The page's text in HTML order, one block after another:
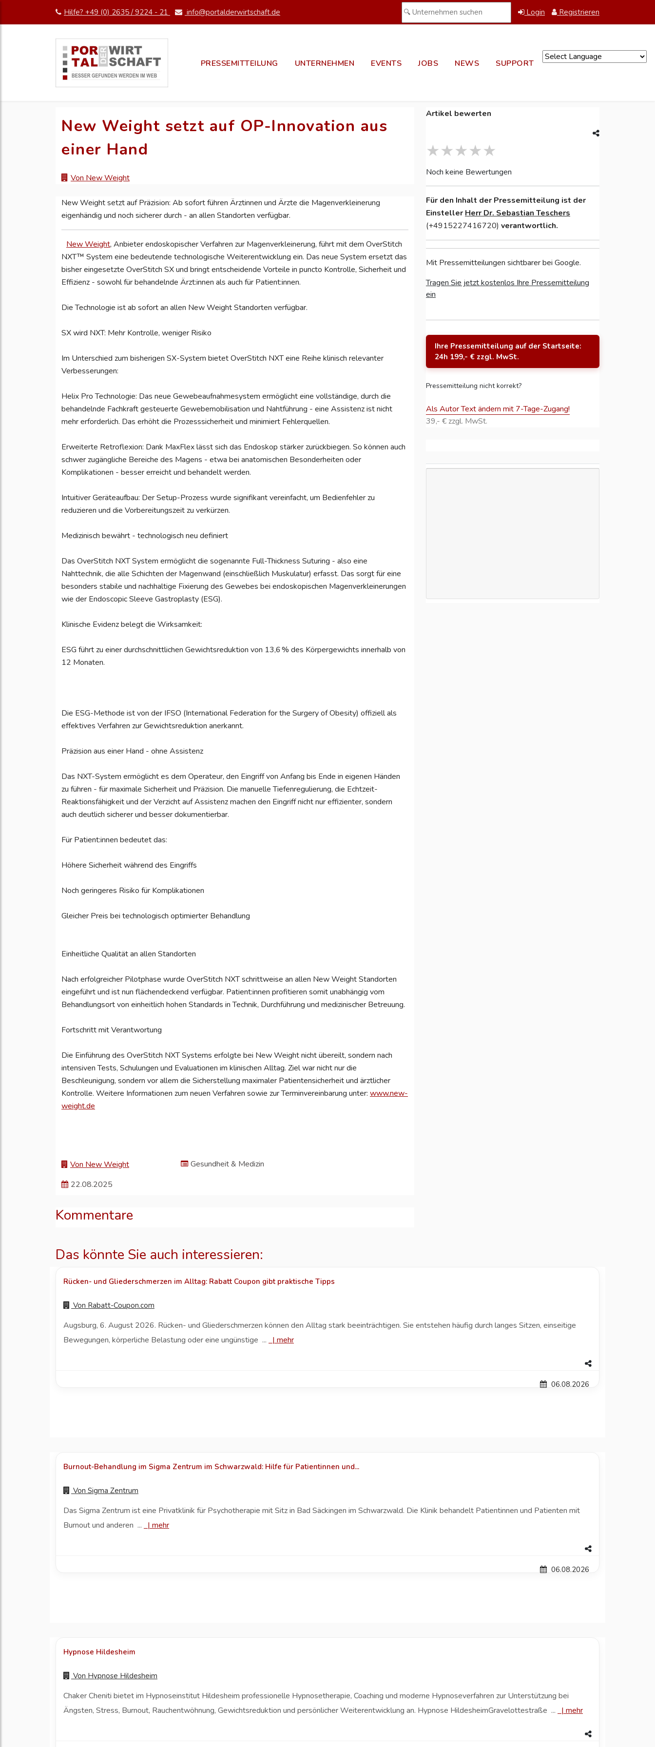
Hilfe? +49 (0) 2635 / 9224 - 21 info@portalderwirtschaft.de Login Registrieren
PRESSEMITTEILUNG UNTERNEHMEN EVENTS JOBS NEWS SUPPORT
New Weight setzt auf OP-Innovation aus
einer Hand
Von New Weight
New Weight setzt auf Präzision: Ab sofort führen Ärztinnen und Ärzte die Magenverkleinerung
eigenhändig und noch sicherer durch - an allen Standorten verfügbar.
New Weight, Anbieter endoskopischer Verfahren zur Magenverkleinerung, führt mit dem OverStitch
NXT™ System eine bedeutende technologische Weiterentwicklung ein. Das neue System ersetzt das
bisher eingesetzte OverStitch SX und bringt entscheidende Vorteile in puncto Kontrolle, Sicherheit und
Effizienz - sowohl für behandelnde Ärzt:innen als auch für Patient:innen.
Die Technologie ist ab sofort an allen New Weight Standorten verfügbar.
SX wird NXT: Mehr Kontrolle, weniger Risiko
Im Unterschied zum bisherigen SX-System bietet OverStitch NXT eine Reihe klinisch relevanter
Verbesserungen:
Helix Pro Technologie: Das neue Gewebeaufnahmesystem ermöglicht eine vollständige, durch die
behandelnde Fachkraft gesteuerte Gewebemobilisation und Nahtführung - eine Assistenz ist nicht
mehr erforderlich. Das erhöht die Prozesssicherheit und minimiert Fehlerquellen.
Erweiterte Retroflexion: Dank MaxFlex lässt sich das Endoskop stärker zurückbiegen. So können auch
schwer zugängliche Bereiche des Magens - etwa bei anatomischen Besonderheiten oder
Komplikationen - besser erreicht und behandelt werden.
Intuitiver Geräteaufbau: Der Setup-Prozess wurde signifikant vereinfacht, um Bedienfehler zu
reduzieren und die Vorbereitungszeit zu verkürzen.
Medizinisch bewährt - technologisch neu definiert
Das OverStitch NXT System ermöglicht die sogenannte Full-Thickness Suturing - also eine
Nahttechnik, die alle Schichten der Magenwand (einschließlich Muskulatur) erfasst. Das sorgt für eine
besonders stabile und nachhaltige Fixierung des Gewebes bei endoskopischen Magenverkleinerungen
wie der Endoscopic Sleeve Gastroplasty (ESG).
Klinische Evidenz belegt die Wirksamkeit:
ESG führt zu einer durchschnittlichen Gewichtsreduktion von 13,6 % des Körpergewichts innerhalb von
12 Monaten.
Die ESG-Methode ist von der IFSO (International Federation for the Surgery of Obesity) offiziell als
effektives Verfahren zur Gewichtsreduktion anerkannt.
Präzision aus einer Hand - ohne Assistenz
Das NXT-System ermöglicht es dem Operateur, den Eingriff von Anfang bis Ende in eigenen Händen
zu führen - für maximale Sicherheit und Präzision. Die manuelle Tiefenregulierung, die Echtzeit-
Reaktionsfähigkeit und der Verzicht auf Assistenz machen den Eingriff nicht nur effizienter, sondern
auch deutlich sicherer und besser dokumentierbar.
Für Patient:innen bedeutet das:
Höhere Sicherheit während des Eingriffs
Noch geringeres Risiko für Komplikationen
Gleicher Preis bei technologisch optimierter Behandlung
Einheitliche Qualität an allen Standorten
Nach erfolgreicher Pilotphase wurde OverStitch NXT schrittweise an allen New Weight Standorten
eingeführt und ist nun flächendeckend verfügbar. Patient:innen profitieren somit unabhängig vom
Behandlungsort von einheitlich hohen Standards in Technik, Durchführung und medizinischer Betreuung.
Fortschritt mit Verantwortung
Die Einführung des OverStitch NXT Systems erfolgte bei New Weight nicht übereilt, sondern nach
intensiven Tests, Schulungen und Evaluationen im klinischen Alltag. Ziel war nicht nur die
Beschleunigung, sondern vor allem die Sicherstellung maximaler Patientensicherheit und ärztlicher
Kontrolle. Weitere Informationen zum neuen Verfahren sowie zur Terminvereinbarung unter: www.new-
weight.de
Von New Weight
Gesundheit & Medizin
22.08.2025
Kommentare
Artikel bewerten
Noch keine Bewertungen
Für den Inhalt der Pressemitteilung ist der
Einsteller Herr Dr. Sebastian Teschers
(+4915227416720) verantwortlich.
Mit Pressemitteilungen sichtbarer bei Google.
Tragen Sie jetzt kostenlos Ihre Pressemitteilung
ein
Ihre Pressemitteilung auf der Startseite:
24h 199,- € zzgl. MwSt.
Pressemitteilung nicht korrekt?
Als Autor Text ändern mit 7-Tage-Zugang!
39,- € zzgl. MwSt.
Das könnte Sie auch interessieren:
Rücken- und Gliederschmerzen im Alltag: Rabatt Coupon gibt praktische Tipps
Von Rabatt-Coupon.com
Augsburg, 6. August 2026. Rücken- und Gliederschmerzen können den Alltag stark beeinträchtigen. Sie entstehen häufig durch langes Sitzen, einseitige
Bewegungen, körperliche Belastung oder eine ungünstige ... |mehr
06.08.2026
Burnout-Behandlung im Sigma Zentrum im Schwarzwald: Hilfe für Patientinnen und...
Von Sigma Zentrum
Das Sigma Zentrum ist eine Privatklinik für Psychotherapie mit Sitz in Bad Säckingen im Schwarzwald. Die Klinik behandelt Patientinnen und Patienten mit
Burnout und anderen ... |mehr
06.08.2026
Hypnose Hildesheim
Von Hypnose Hildesheim
Chaker Cheniti bietet im Hypnoseinstitut Hildesheim professionelle Hypnosetherapie, Coaching und moderne Hypnoseverfahren zur Unterstützung bei
Ängsten, Stress, Burnout, Rauchentwöhnung, Gewichtsreduktion und persönlicher Weiterentwicklung an. Hypnose HildesheimGravelottestraße ... |mehr